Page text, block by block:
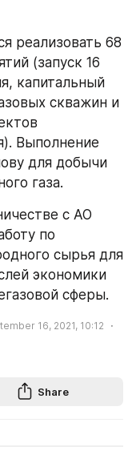
реализовать 68
(запуск 16
капитальный
скважин и
Выполнение
для добычи
газа.
с АО
по
сырья для
экономики
сферы.
16, 2021, 10:12
Share